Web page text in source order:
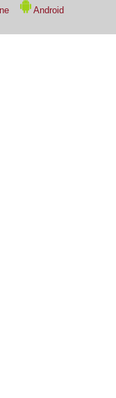
Android